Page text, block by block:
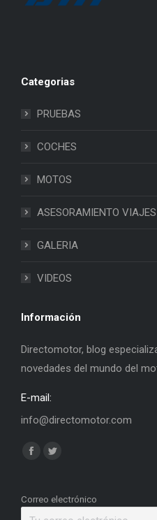
Categorias
PRUEBAS
COCHES
MOTOS
ASESORAMIENTO VIAJES
GALERIA
VIDEOS
Información
Directomotor, blog
novedades del mundo del
E-mail:
info@directomotor.com
Find us on:
Facebook
opens
Twitter
opens
Correo electrónico